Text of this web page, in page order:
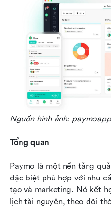
Nguồn hình ảnh:
Tổng quan
Paymo là một nền tảng
đặc biệt phù hợp với nhu
tạo và marketing. Nó kết
lịch tài nguyên, theo dõi